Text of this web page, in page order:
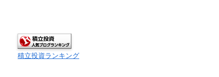
積立投資ランキング